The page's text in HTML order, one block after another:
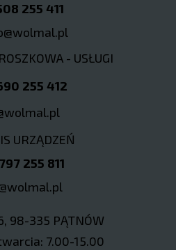
98-335 PĄTNÓW
7.00-15.00
255 411
- USŁUGI
255 412
URZĄDZEŃ
255 811